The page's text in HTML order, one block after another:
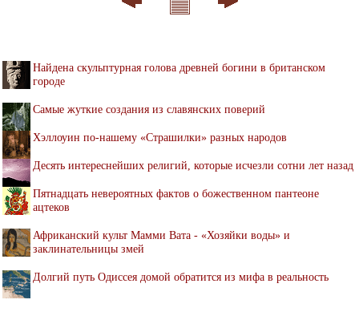
Найдена скульптурная голова древней богини в британском
городе
Самые жуткие создания из славянских поверий
Хэллоуин по-нашему «Страшилки» разных народов
Десять интереснейших религий, которые исчезли сотни лет назад
Пятнадцать невероятных фактов о божественном пантеоне
ацтеков
Африканский культ Мамми Вата - «Хозяйки воды» и
заклинательницы змей
Долгий путь Одиссея домой обратится из мифа в реальность